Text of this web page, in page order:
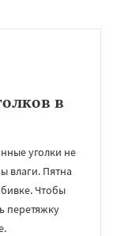
в
уголки не
влаги. Пятна
Чтобы
перетяжку